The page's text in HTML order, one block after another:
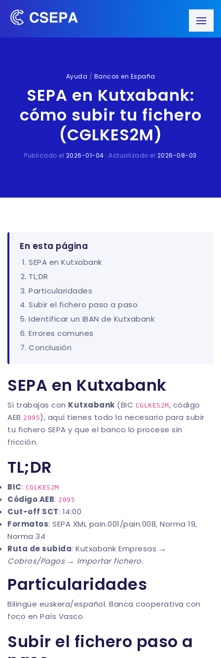
Ayuda / Bancos en España
SEPA en Kutxabank:
cómo subir tu fichero
(CGLKES2M)
Publicado el 2026-01-04 · Actualizado el 2026-08-03
En esta página
SEPA en Kutxabank
TL;DR
Particularidades
Subir el fichero paso a paso
Identificar un IBAN de Kutxabank
Errores comunes
Conclusión
SEPA en Kutxabank
Si trabajas con Kutxabank (BIC CGLKES2M, código
AEB 2095), aquí tienes todo lo necesario para subir
tu fichero SEPA y que el banco lo procese sin
fricción.
TL;DR
BIC: CGLKES2M
Código AEB: 2095
Cut-off SCT: 14:00
Formatos: SEPA XML pain.001/pain.008, Norma 19,
Norma 34
Ruta de subida: Kutxabank Empresas →
Cobros/Pagos→ Importar fichero.
Particularidades
Bilingüe euskera/español. Banca cooperativa con
foco en País Vasco.
Subir el fichero paso a